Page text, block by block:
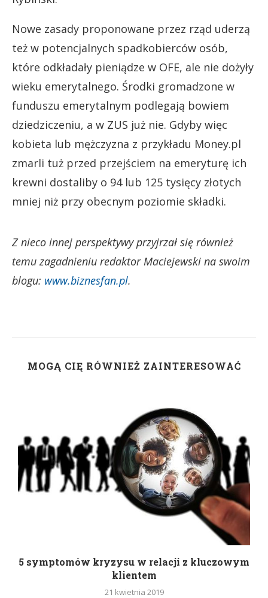
Nowe zasady proponowane przez rząd uderzą
też w potencjalnych spadkobierców osób,
które odkładały pieniądze w OFE, ale nie dożyły
wieku emerytalnego. Środki gromadzone w
funduszu emerytalnym podlegają bowiem
dziedziczeniu, a w ZUS już nie. Gdyby więc
kobieta lub mężczyzna z przykładu Money.pl
zmarli tuż przed przejściem na emeryturę ich
krewni dostaliby o 94 lub 125 tysięcy złotych
mniej niż przy obecnym poziomie składki.
Z nieco innej perspektywy przyjrzał się również
temu zagadnieniu redaktor Maciejewski na swoim
blogu: www.biznesfan.pl.
MOGĄ CIĘ RÓWNIEŻ ZAINTERESOWAĆ
5 symptomów kryzysu w relacji z kluczowym
klientem
21 kwietnia 2019